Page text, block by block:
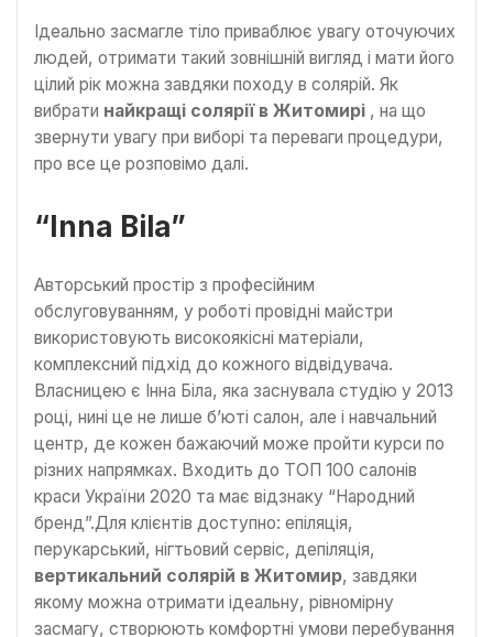
Ідеально засмагле тіло приваблює увагу оточуючих
людей, отримати такий зовнішній вигляд і мати його
цілий рік можна завдяки походу в солярій. Як
вибрати найкращі солярії в Житомирі , на що
звернути увагу при виборі та переваги процедури,
про все це розповімо далі.
“Inna Bila”
Авторський простір з професійним
обслуговуванням, у роботі провідні майстри
використовують високоякісні матеріали,
комплексний підхід до кожного відвідувача.
Власницею є Інна Біла, яка заснувала студію у 2013
році, нині це не лише б’юті салон, але і навчальний
центр, де кожен бажаючий може пройти курси по
різних напрямках. Входить до ТОП 100 салонів
краси України 2020 та має відзнаку “Народний
бренд”.Для клієнтів доступно: епіляція,
перукарський, нігтьовий сервіс, депіляція,
вертикальний солярій в Житомир, завдяки
якому можна отримати ідеальну, рівномірну
засмагу, створюють комфортні умови перебування